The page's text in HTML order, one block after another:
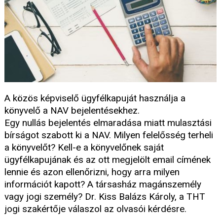
A közös képviselő ügyfélkapuját használja a
könyvelő a NAV bejelentésekhez.
Egy nullás bejelentés elmaradása miatt mulasztási
bírságot szabott ki a NAV. Milyen felelősség terheli
a könyvelőt? Kell-e a könyvelőnek saját
ügyfélkapujának és az ott megjelölt email címének
lennie és azon ellenőrizni, hogy arra milyen
információt kapott? A társasház magánszemély
vagy jogi személy? Dr. Kiss Balázs Károly, a THT
jogi szakértője válaszol az olvasói kérdésre.